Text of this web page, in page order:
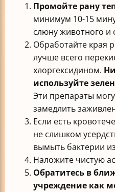
Промойте рану
минимум 10-15
слюну животного и
Обработайте края
лучше всего
хлоргексидином.
используйте
Эти препараты
замедлить
Если есть
не слишком
вымыть бактерии
Наложите чистую
Обратитесь в
учреждение как